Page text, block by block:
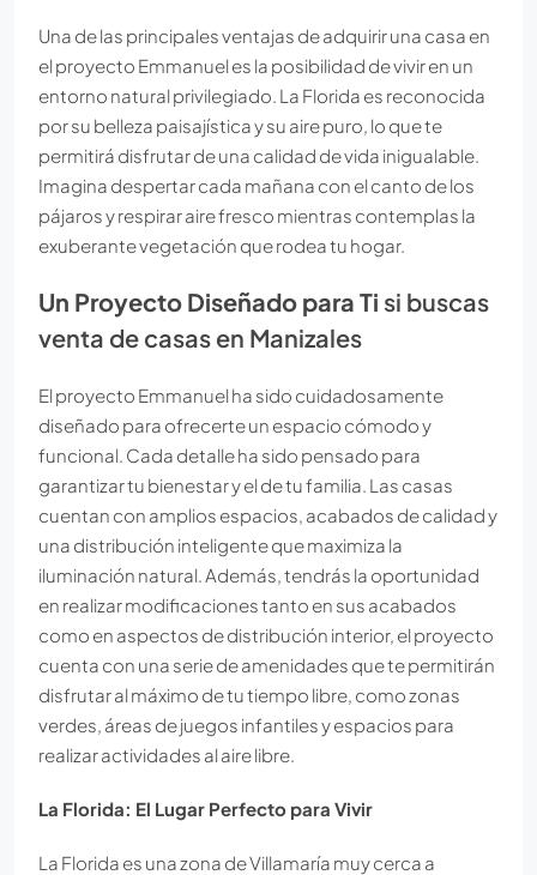
Una de las principales ventajas de adquirir una casa en
el proyecto Emmanuel es la posibilidad de vivir en un
entorno natural privilegiado. La Florida es reconocida
por su belleza paisajística y su aire puro, lo que te
permitirá disfrutar de una calidad de vida inigualable.
Imagina despertar cada mañana con el canto de los
pájaros y respirar aire fresco mientras contemplas la
exuberante vegetación que rodea tu hogar.
Un Proyecto Diseñado para Ti si buscas
venta de casas en Manizales
El proyecto Emmanuel ha sido cuidadosamente
diseñado para ofrecerte un espacio cómodo y
funcional. Cada detalle ha sido pensado para
garantizar tu bienestar y el de tu familia. Las casas
cuentan con amplios espacios, acabados de calidad y
una distribución inteligente que maximiza la
iluminación natural. Además, tendrás la oportunidad
en realizar modificaciones tanto en sus acabados
como en aspectos de distribución interior, el proyecto
cuenta con una serie de amenidades que te permitirán
disfrutar al máximo de tu tiempo libre, como zonas
verdes, áreas de juegos infantiles y espacios para
realizar actividades al aire libre.
La Florida: El Lugar Perfecto para Vivir
La Florida es una zona de Villamaría muy cerca a